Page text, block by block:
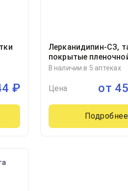
₽
Лерканидипин-СЗ,
покрытые
оболочкой
В наличии в 5 аптеках
Цена от
Подробнее